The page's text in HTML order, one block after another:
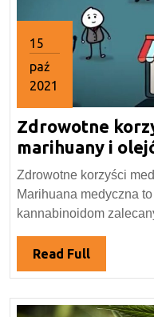
15
paź
2021
października
2021
Zdrowotne
marihuany i
Zdrowotne korzyści
Marihuana medyczna
kannabinoidom
Read FullRead
Full